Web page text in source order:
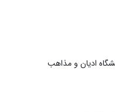
ادیان و مذاهب